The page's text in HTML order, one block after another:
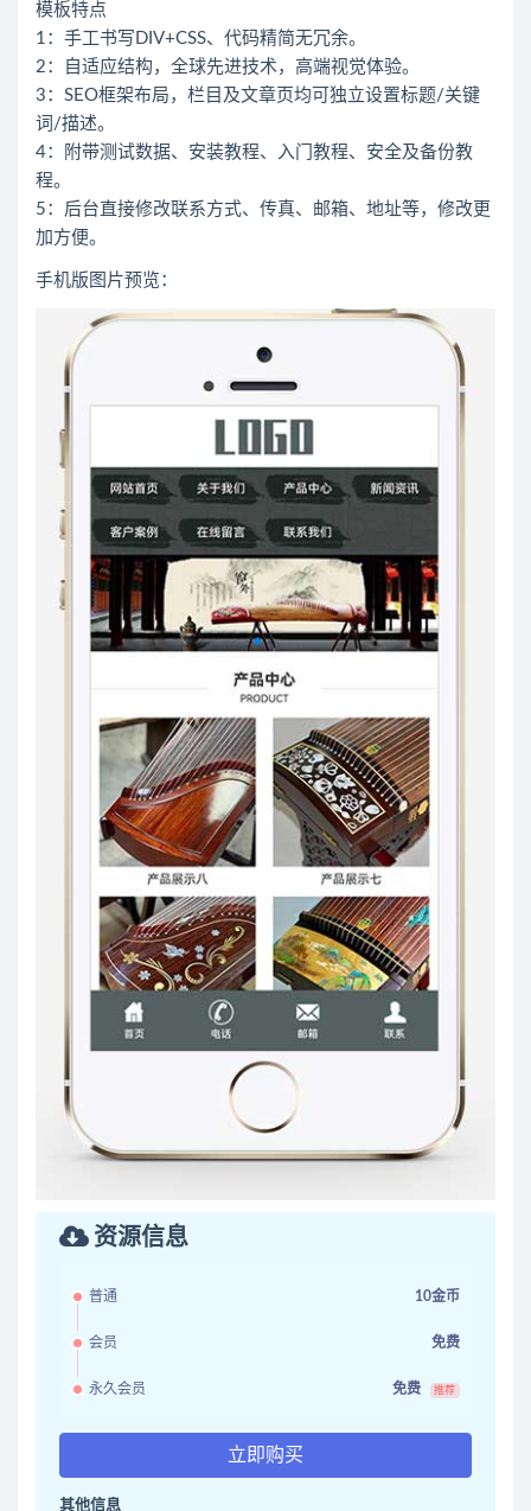
模板特点
1：手工书写DIV+CSS、代码精简无冗余。
2：自适应结构，全球先进技术，高端视觉体验。
3：SEO框架布局，栏目及文章页均可独立设置标题/关键
词/描述。
4：附带测试数据、安装教程、入门教程、安全及备份教
程。
5：后台直接修改联系方式、传真、邮箱、地址等，修改更
加方便。
手机版图片预览：
资源信息
普通 10金币
会员 免费
永久会员 免费 推荐
立即购买
其他信息